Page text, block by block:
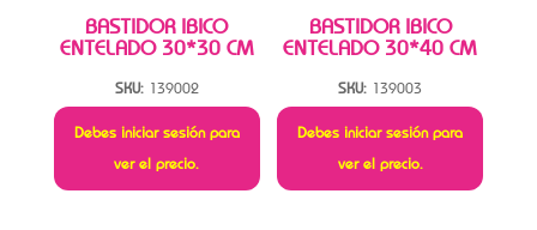
BASTIDOR IBICO
ENTELADO 30*30 CM
SKU: 139002
Debes iniciar sesión para
ver el precio.
BASTIDOR IBICO
ENTELADO 30*40 CM
SKU: 139003
Debes iniciar sesión para
ver el precio.